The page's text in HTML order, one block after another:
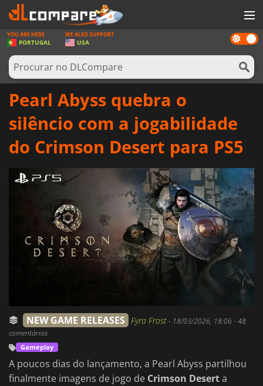
JOGOS
GAME CARDS
SOFTWARE
ENTRAR OU REGISTAR
Dark
mode
YOU ARE HERE
PORTUGAL
WE ALSO SUPPORT
USA
Pearl Abyss quebra o
silêncio com a jogabilidade
do Crimson Desert para PS5
NEW GAME RELEASES Fyra Frost- 18/03/2026, 18:06- 48
comentários
Gameplay
A poucos dias do lançamento, a Pearl Abyss partilhou
finalmente imagens de jogo de Crimson Deserta